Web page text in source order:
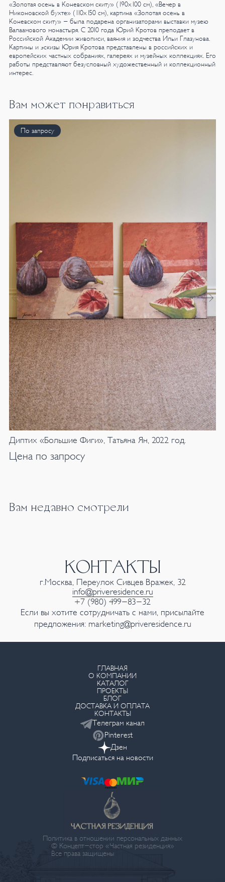
«Золотая осень в Коневском скиту» (190х100 см), «Вечер в
Никоновской бухте» (110х150 см), картина «Золотая осень в
Коневском скиту» - была подарена организаторами выставки музею
Валаамового монастыря. С 2010 года Юрий Кротов преподает в
Российской Академии живописи, ваяния и зодчества Ильи Глазунова.
Картины и эскизы Юрия Кротова представлены в российских и
европейских частных собраниях, галереях и музейных коллекциях. Его
работы представляют безусловный художественный и коллекционный
интерес.
Вам может понравиться
По запросу
Диптих «Большие Фиги», Татьяна Ян, 2022 год.
Цена по запросу
Вам недавно смотрели
КОНТАКТЫ
г.Москва, Переулок Сивцев Вражек, 32
info@priveresidence.ru
+7 (980) 499-83-32
Если вы хотите сотрудничать с нами, присылайте
предложения: marketing@priveresidence.ru
ГЛАВНАЯ
О КОМПАНИИ
КАТАЛОГ
ПРОЕКТЫ
БЛОГ
ДОСТАВКА И ОПЛАТА
КОНТАКТЫ
Телеграм канал
Pinterest
Дзен
Подписаться на новости
Политика в отношении персональных данных
© Концепт-стор «Частная резиденция»
Все права защищены